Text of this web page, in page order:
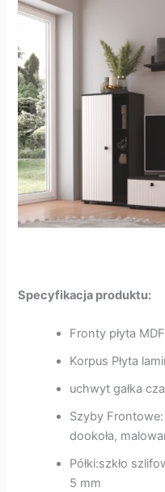
Specyfikacja produktu:
Fronty płyta
Korpus Płyta
uchwyt gałka
Szyby
dookoła,
Półki:szkło
5 mm